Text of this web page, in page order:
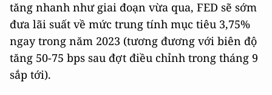
tăng nhanh như giai đoạn vừa qua, FED sẽ sớm
đưa lãi suất về mức trung tính mục tiêu 3,75%
ngay trong năm 2023 (tương đương với biên độ
tăng 50-75 bps sau đợt điều chỉnh trong tháng 9
sắp tới).